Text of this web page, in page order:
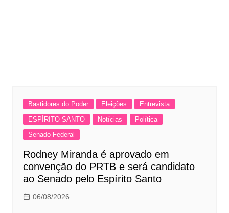
Bastidores do Poder Eleições
Entrevista
ESPÍRITO SANTO
Notícias
Política
Senado Federal
Rodney Miranda é aprovado em
convenção do PRTB e será candidato
ao Senado pelo Espírito Santo
06/08/2026